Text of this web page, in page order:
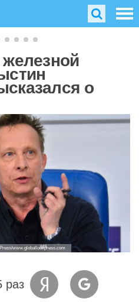
о
www.globallookpress.com
раз